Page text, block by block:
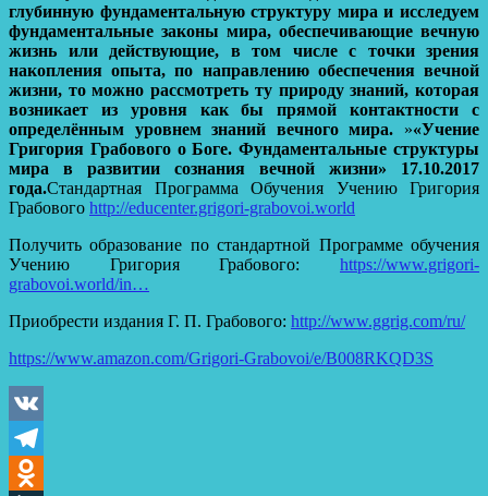
глубинную фундаментальную структуру мира и исследуем
фундаментальные законы мира, обеспечивающие вечную
жизнь или действующие, в том числе с точки зрения
накопления опыта, по направлению обеспечения вечной
жизни, то можно рассмотреть ту природу знаний, которая
возникает из уровня как бы прямой контактности с
определённым уровнем знаний вечного мира. »«Учение
Григория Грабового о Боге. Фундаментальные структуры
мира в развитии сознания вечной жизни» 17.10.2017
года.Стандартная Программа Обучения Учению Григория
Грабового http://educenter.grigori-grabovoi.world
Получить образование по стандартной Программе обучения
Учению Григория Грабового: https://www.grigori-
grabovoi.world/in…
Приобрести издания Г. П. Грабового: http://www.ggrig.com/ru/
https://www.amazon.com/Grigori-Grabovoi/e/B008RKQD3S
VK
Telegram